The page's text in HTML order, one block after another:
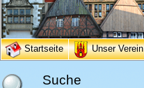
Startseite Unser Verein
Suche